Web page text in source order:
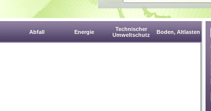
Abfall Energie
Technischer
Umweltschutz
Boden, Altlasten